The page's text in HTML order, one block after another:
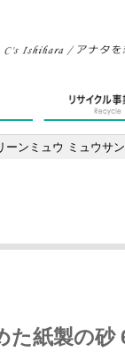
ーンミュウ ミュウサ
た紙製の砂